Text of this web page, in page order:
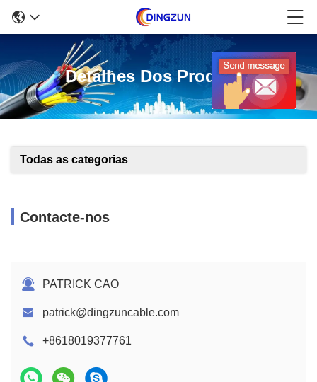
Detalhes Dos Produtos
Todas as categorias
Contacte-nos
PATRICK CAO
patrick@dingzuncable.com
+8618019377761